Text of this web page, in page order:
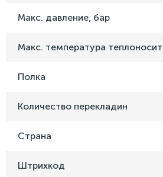
Макс. давление, бар
Макс. температура
Полка
Количество перекладин
Страна
Штрихкод